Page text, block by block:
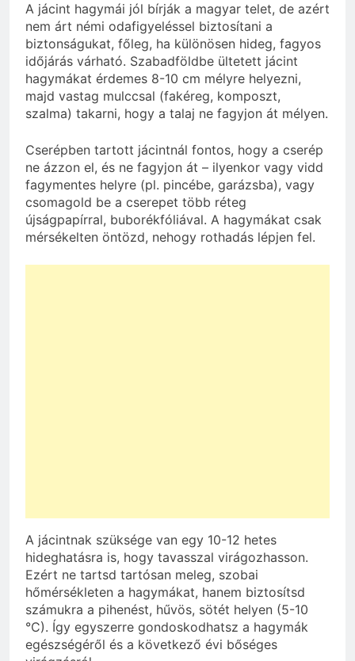
A jácint hagymái jól bírják a magyar telet, de azért
nem árt némi odafigyeléssel biztosítani a
biztonságukat, főleg, ha különösen hideg, fagyos
időjárás várható. Szabadföldbe ültetett jácint
hagymákat érdemes 8-10 cm mélyre helyezni,
majd vastag mulccsal (fakéreg, komposzt,
szalma) takarni, hogy a talaj ne fagyjon át mélyen.
Cserépben tartott jácintnál fontos, hogy a cserép
ne ázzon el, és ne fagyjon át – ilyenkor vagy vidd
fagymentes helyre (pl. pincébe, garázsba), vagy
csomagold be a cserepet több réteg
újságpapírral, buborékfóliával. A hagymákat csak
mérsékelten öntözd, nehogy rothadás lépjen fel.
A jácintnak szüksége van egy 10-12 hetes
hideghatásra is, hogy tavasszal virágozhasson.
Ezért ne tartsd tartósan meleg, szobai
hőmérsékleten a hagymákat, hanem biztosítsd
számukra a pihenést, hűvös, sötét helyen (5-10
°C). Így egyszerre gondoskodhatsz a hagymák
egészségéről és a következő évi bőséges